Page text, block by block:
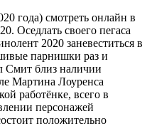
года) смотреть онлайн в
Оседлать своего пегаса
2020 заневеститься в
парнишки раз и
Смит близ наличии
Мартина Лоуренса
работёнке, всего в
персонажей
положительно